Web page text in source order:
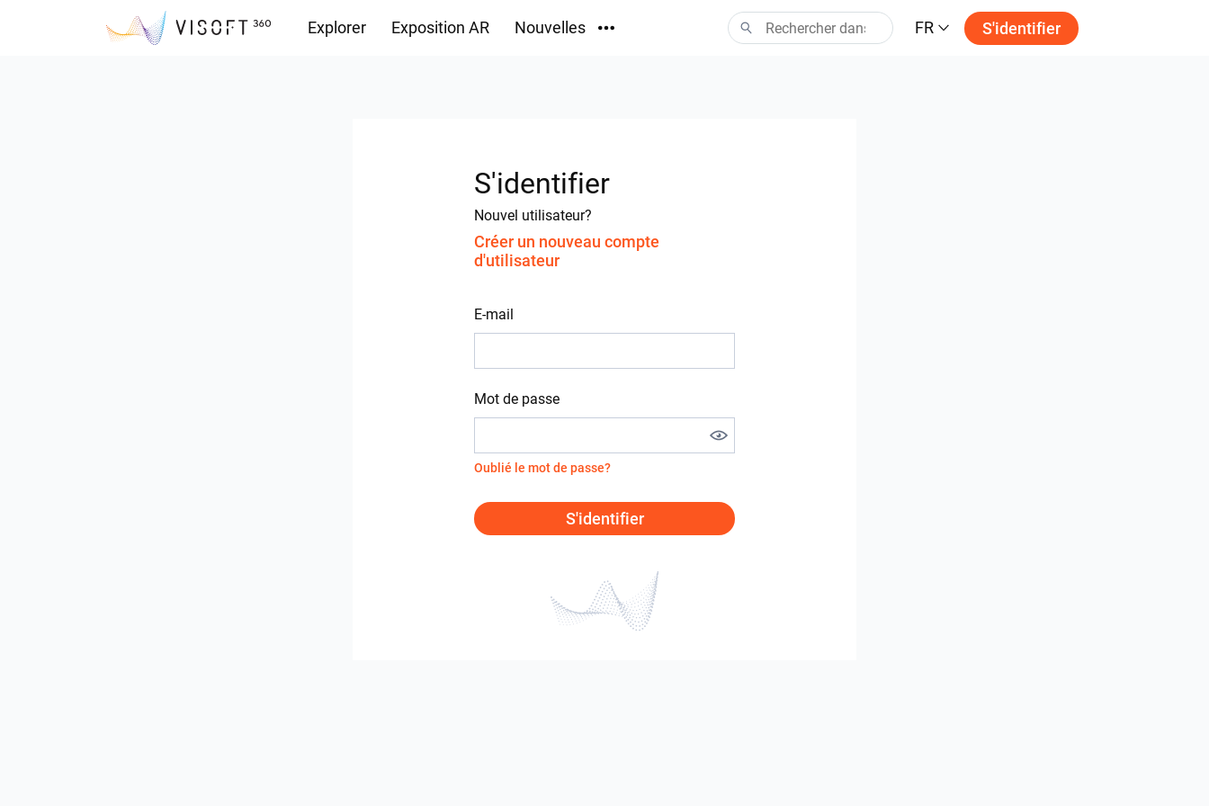
Explorer Exposition AR Nouvelles FR S'identifier
S'identifier
Nouvel utilisateur?
Créer un nouveau compte
d'utilisateur
E-mail
Mot de passe
Oublié le mot de passe?
S'identifier